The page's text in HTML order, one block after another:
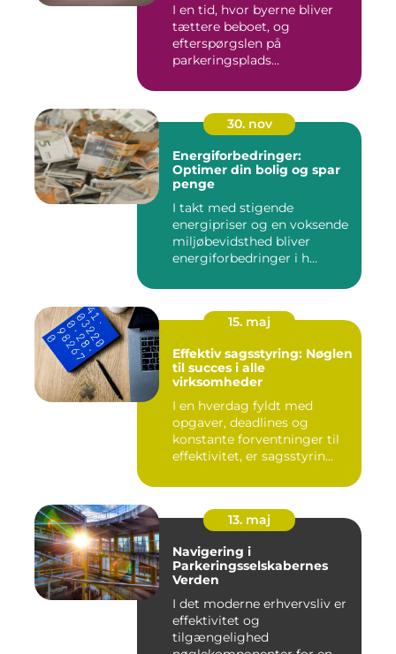
I en tid, hvor byerne bliver
tættere beboet, og
efterspørgslen på
parkeringsplads...
30. nov
Energiforbedringer:
Optimer din bolig og spar
penge
I takt med stigende
energipriser og en voksende
miljøbevidsthed bliver
energiforbedringer i h...
15. maj
Effektiv sagsstyring: Nøglen
til succes i alle
virksomheder
I en hverdag fyldt med
opgaver, deadlines og
konstante forventninger til
effektivitet, er sagsstyrin...
13. maj
Navigering i
Parkeringsselskabernes
Verden
I det moderne erhvervsliv er
effektivitet og
tilgængelighed